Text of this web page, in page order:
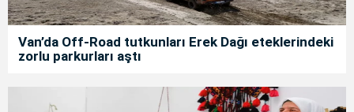
Van’da Off-Road tutkunları Erek Dağı eteklerindeki
zorlu parkurları aştı